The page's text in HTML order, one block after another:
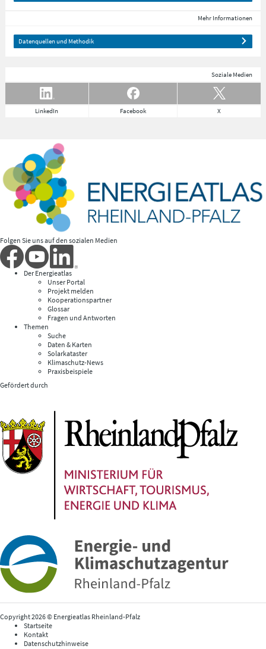
Mehr Informationen
Datenquellen und Methodik
Soziale Medien
LinkedIn Facebook X
Folgen Sie uns auf den sozialen Medien
Der Energieatlas
Unser Portal
Projekt melden
Kooperationspartner
Glossar
Fragen und Antworten
Themen
Suche
Daten & Karten
Solarkataster
Klimaschutz-News
Praxisbeispiele
Gefördert durch
Copyright 2026 © Energieatlas Rheinland-Pfalz
Startseite
Kontakt
Datenschutzhinweise